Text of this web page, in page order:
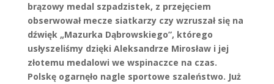
brązowy medal szpadzistek, z przejęciem
obserwował mecze siatkarzy czy wzruszał się na
dźwięk „Mazurka Dąbrowskiego”, którego
usłyszeliśmy dzięki Aleksandrze Mirosław i jej
złotemu medalowi we wspinaczce na czas.
Polskę ogarnęło nagle sportowe szaleństwo. Już